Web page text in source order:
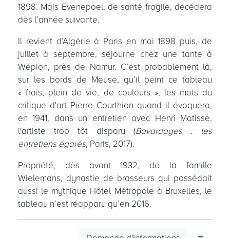
1898. Mais Evenepoel, de santé fragile, décédera
dès l’année suivante.
Il revient d’Algérie à Paris en mai 1898 puis, de
juillet à septembre, séjourne chez une tante à
Wépion, près de Namur. C’est probablement là,
sur les bords de Meuse, qu’il peint ce tableau
« frais, plein de vie, de couleurs », les mots du
critique d'art Pierre Courthion quand il évoquera,
en 1941, dans un entretien avec Henri Matisse,
l'artiste trop tôt disparu (Bavardages : les
entretiens égarés, Paris, 2017).
Propriété, dès avant 1932, de la famille
Wielemans, dynastie de brasseurs qui possédait
aussi le mythique Hôtel Métropole à Bruxelles, le
tableau n’est réapparu qu’en 2016.